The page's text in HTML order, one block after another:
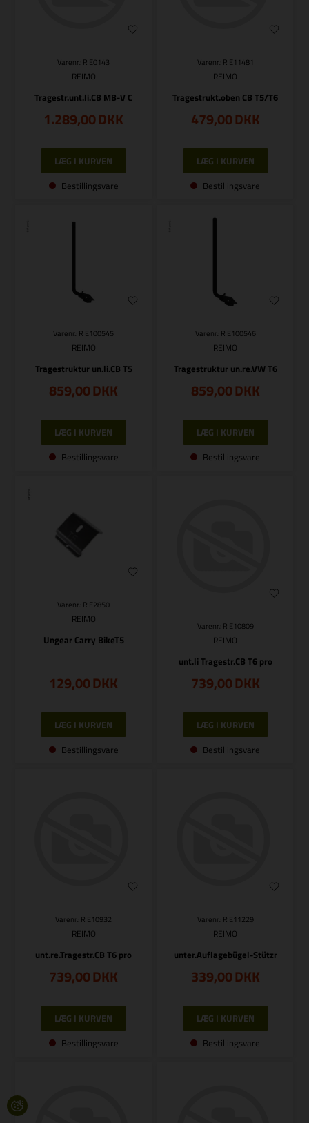
Varenr.: R E0143
REIMO
Tragestr.unt.li.CB MB-V C
1.289,00DKK
Bestillingsvare
Varenr.: R E11481
REIMO
Tragestrukt.oben CB T5/T6
479,00DKK
Bestillingsvare
Varenr.: R E100545
REIMO
Tragestruktur un.li.CB T5
859,00DKK
Bestillingsvare
Varenr.: R E100546
REIMO
Tragestruktur un.re.VW T6
859,00DKK
Bestillingsvare
Varenr.: R E2850
REIMO
Ungear Carry BikeT5
129,00DKK
Bestillingsvare
Varenr.: R E10809
REIMO
unt.li Tragestr.CB T6 pro
739,00DKK
Bestillingsvare
Varenr.: R E10932
REIMO
unt.re.Tragestr.CB T6 pro
739,00DKK
Bestillingsvare
Varenr.: R E11229
REIMO
unter.Auflagebügel-Stützr
339,00DKK
Bestillingsvare